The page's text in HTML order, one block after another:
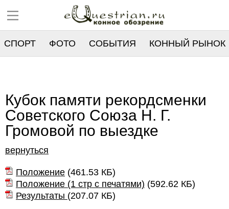
СПОРТ ФОТО СОБЫТИЯ КОННЫЙ РЫНОК
Кубок памяти рекордсменки
Советского Союза Н. Г.
Громовой по выездке
вернуться
Положение (461.53 КБ)
Положение (1 стр с печатями) (592.62 КБ)
Результаты (207.07 КБ)